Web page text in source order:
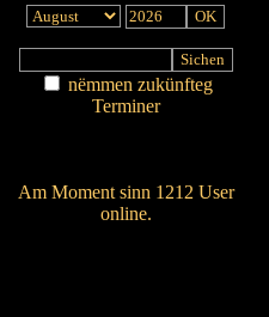
nëmmen zukünfteg
Terminer
Am Moment sinn 1212 User
online.